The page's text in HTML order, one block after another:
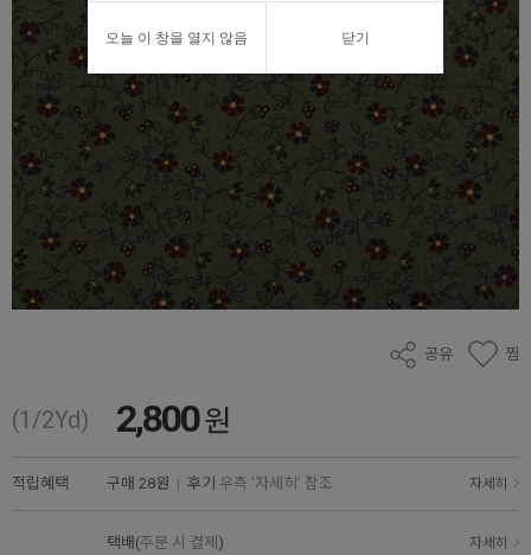
공유 찜
(1/2Yd) 2,800원
적립혜택 구매 28원 | 후기 우측 '자세히' 참조 자세히
택배(주문 시 결제 ) 자세히
오늘 이 창을 열지 않음 닫기